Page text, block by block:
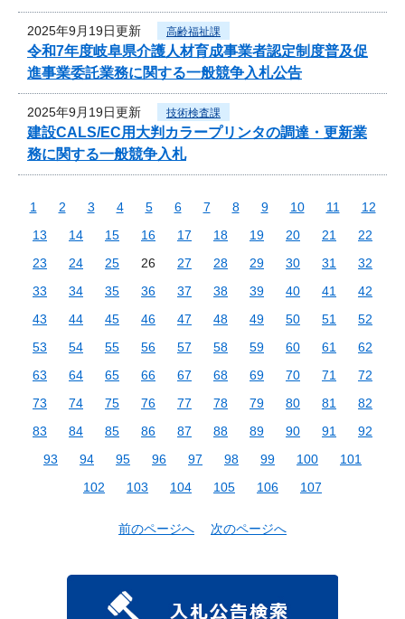
2025年9月19日更新 高齢福祉課
令和7年度岐阜県介護人材育成事業者認定制度普及促
進事業委託業務に関する一般競争入札公告
2025年9月19日更新 技術検査課
建設CALS/EC用大判カラープリンタの調達・更新業
務に関する一般競争入札
1 2 3 4 5 6 7 8 9 10 11
12
13
14 15 16 17 18 19 20 21
22
23
24 25 26 27 28 29 30 31
32
33
34 35 36 37 38 39 40 41
42
43
44 45 46 47 48 49 50 51
52
53
54 55 56 57 58 59 60 61
62
63
64 65 66 67 68 69 70 71
72
73
74 75 76 77 78 79 80 81
82
83
84 85 86 87 88 89 90 91
92
93
94 95 96 97 98 99 100
101
102
103 104 105 106 107
前のページへ 次のページへ